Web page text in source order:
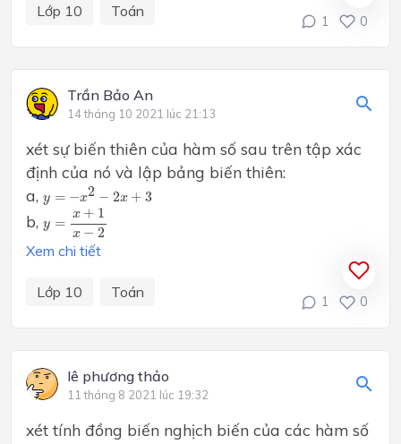
Lớp 10 Toán
1 0
Trần Bảo An
14 tháng 10 2021 lúc 21:13
xét sự biến thiên của hàm số sau trên tập xác
định của nó và lập bảng biến thiên:
a, y = −x2 − 2x + 3
−
b, y =
x + 1
x − 2
y +1 x −
Xem chi tiết
Lớp 10 Toán
1 0
lê phương thảo
11 tháng 8 2021 lúc 19:32
xét tính đồng biến nghịch biến của các hàm số